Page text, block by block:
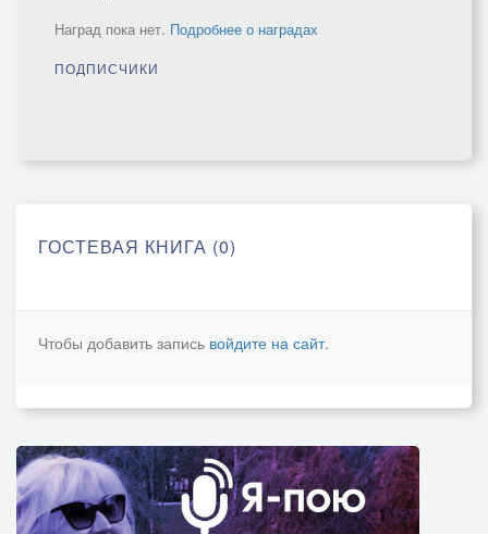
Наград пока нет. Подробнее о наградах
ПОДПИСЧИКИ
ГОСТЕВАЯ КНИГА (0)
Чтобы добавить запись войдите на сайт.